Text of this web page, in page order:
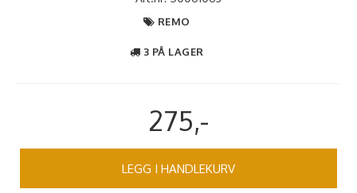
REMO
3 PÅ LAGER
275,-
LEGG I HANDLEKURV